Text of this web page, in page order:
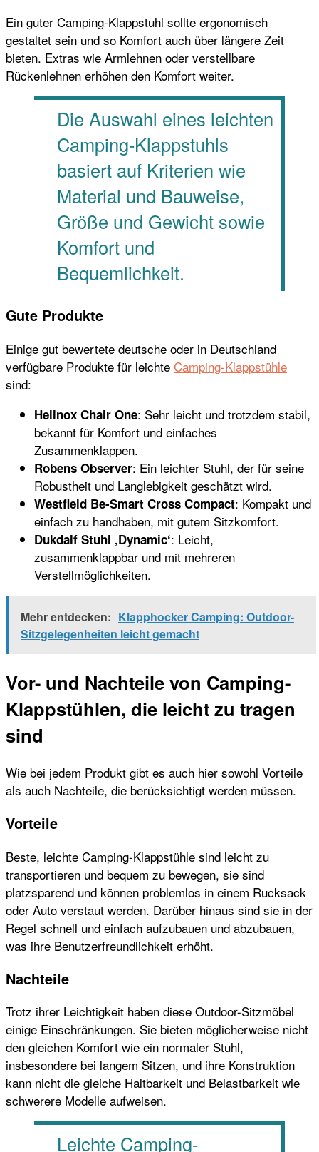
Ein guter Camping-Klappstuhl sollte ergonomisch
gestaltet sein und so Komfort auch über längere Zeit
bieten. Extras wie Armlehnen oder verstellbare
Rückenlehnen erhöhen den Komfort weiter.
Die Auswahl eines leichten
Camping-Klappstuhls
basiert auf Kriterien wie
Material und Bauweise,
Größe und Gewicht sowie
Komfort und
Bequemlichkeit.
Gute Produkte
Einige gut bewertete deutsche oder in Deutschland
verfügbare Produkte für leichte Camping-Klappstühle
sind:
Helinox Chair One: Sehr leicht und trotzdem stabil,
bekannt für Komfort und einfaches
Zusammenklappen.
Robens Observer: Ein leichter Stuhl, der für seine
Robustheit und Langlebigkeit geschätzt wird.
Westfield Be-Smart Cross Compact: Kompakt und
einfach zu handhaben, mit gutem Sitzkomfort.
Dukdalf Stuhl ‚Dynamic‘: Leicht,
zusammenklappbar und mit mehreren
Verstellmöglichkeiten.
Mehr entdecken: Klapphocker Camping: Outdoor-
Sitzgelegenheiten leicht gemacht
Vor- und Nachteile von Camping-
Klappstühlen, die leicht zu tragen
sind
Wie bei jedem Produkt gibt es auch hier sowohl Vorteile
als auch Nachteile, die berücksichtigt werden müssen.
Vorteile
Beste, leichte Camping-Klappstühle sind leicht zu
transportieren und bequem zu bewegen, sie sind
platzsparend und können problemlos in einem Rucksack
oder Auto verstaut werden. Darüber hinaus sind sie in der
Regel schnell und einfach aufzubauen und abzubauen,
was ihre Benutzerfreundlichkeit erhöht.
Nachteile
Trotz ihrer Leichtigkeit haben diese Outdoor-Sitzmöbel
einige Einschränkungen. Sie bieten möglicherweise nicht
den gleichen Komfort wie ein normaler Stuhl,
insbesondere bei langem Sitzen, und ihre Konstruktion
kann nicht die gleiche Haltbarkeit und Belastbarkeit wie
schwerere Modelle aufweisen.
Leichte Camping-